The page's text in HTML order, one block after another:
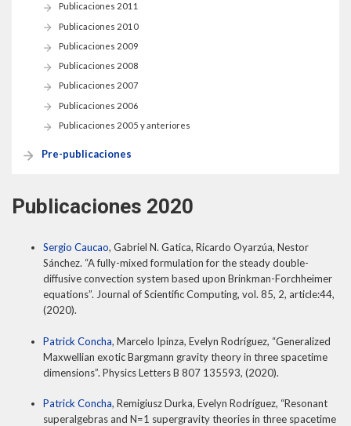
Publicaciones 2020
Sergio Caucao, Gabriel N. Gatica, Ricardo Oyarzúa, Nestor
Sánchez. “A fully-mixed formulation for the steady double-
diffusive convection system based upon Brinkman-Forchheimer
equations”. Journal of Scientific Computing, vol. 85, 2, article:44,
(2020).
Patrick Concha, Marcelo Ipinza, Evelyn Rodríguez, “Generalized
Maxwellian exotic Bargmann gravity theory in three spacetime
dimensions”. Physics Letters B 807 135593, (2020).
Patrick Concha, Remigiusz Durka, Evelyn Rodríguez, “Resonant
superalgebras and N=1 supergravity theories in three spacetime
Publicaciones 2011
Publicaciones 2010
Publicaciones 2009
Publicaciones 2008
Publicaciones 2007
Publicaciones 2006
Publicaciones 2005 y anteriores
Pre-publicaciones